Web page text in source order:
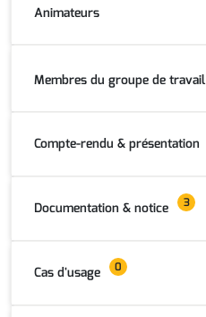
Animateurs
Membres du groupe de travail
Compte-rendu & présentation
Documentation & notice 3
Cas d'usage 0